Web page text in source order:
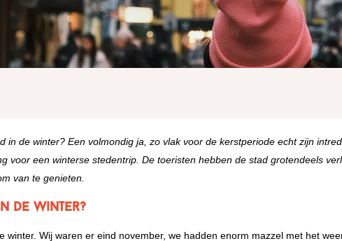
in de winter? Een volmondig ja, zo vlak voor de kerstperiode echt zijn
voor een winterse stedentrip. De toeristen hebben de stad grotendeels
van te genieten.
de winter?
winter. Wij waren er eind november, we hadden enorm mazzel met het